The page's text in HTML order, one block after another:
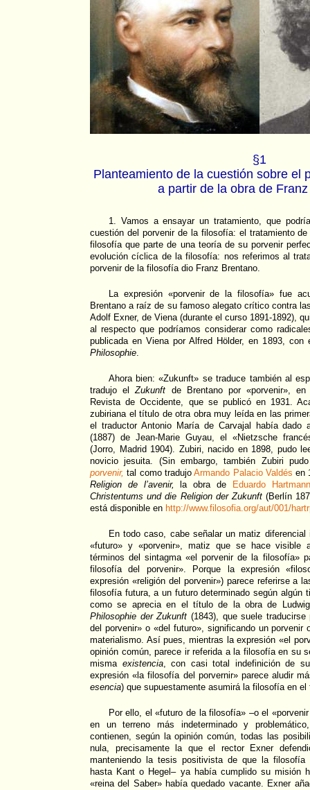
§1
Planteamiento de la cuestión sobre el
a partir de la obra de
1. Vamos a ensayar un tratamiento, que
cuestión del porvenir de la filosofía: el tratamiento
filosofía que parte de una teoría de su porvenir
evolución cíclica de la filosofía: nos referimos al
porvenir de la filosofía dio Franz Brentano.
La expresión «porvenir de la filosofía» fue
Brentano a raíz de su famoso alegato crítico contra
Adolf Exner, de Viena (durante el curso 1891-1892),
al respecto que podríamos considerar como
publicada en Viena por Alfred Hölder, en 1893,
Philosophie.
Ahora bien: «Zukunft» se traduce también al
tradujo elZukunft de Brentano por «porvenir»,
Revista de Occidente, que se publicó en 1931.
zubiriana el título de otra obra muy leída en las
el traductor Antonio María de Carvajal había
(1887) de Jean-Marie Guyau, el «Nietzsche
(Jorro, Madrid 1904). Zubiri, nacido en 1898, pudo
novicio jesuita. (Sin embargo, también Zubiri
porvenir, tal como tradujoArmando Palacio Valdés en
Religion de l’avenir,
la obra de
Eduardo Hartmann
Christentums und die Religion der Zukunft(Berlín
está disponible en http://www.filosofia.org/aut/001/
En todo caso, cabe señalar un matiz diferencial
«futuro» y «porvenir», matiz que se hace visible
términos del sintagma «el porvenir de la filosofía»
filosofía del porvenir». Porque la expresión
expresión «religión del porvenir») parece referirse a
filosofía futura, a un futuro determinado según algún
como se aprecia en el título de la obra de
Philosophie der Zukunft (1843), que suele
del porvenir» o «del futuro», significando un porvenir
materialismo. Así pues, mientras la expresión «el
opinión común, parece ir referida a la filosofía en su
misma existencia, con casi total indefinición de
expresión «la filosofía del porvernir» parece aludir
esencia) que supuestamente asumirá la filosofía en el
Por ello, el «futuro de la filosofía» –o el
en un terreno más indeterminado y
contienen, según la opinión común, todas las
nula, precisamente la que el rector Exner
manteniendo la tesis positivista de que la filosofía
hasta Kant o Hegel– ya había cumplido su misión
«reina del Saber» había quedado vacante. Exner